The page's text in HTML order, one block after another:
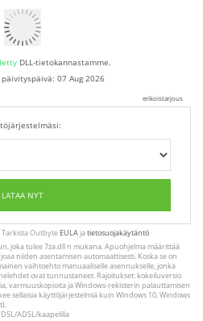
DLL-tietokannastamme.
07 Aug 2026
erikoistarjous
LATAA NYT
Tarkista Outbyte EULAjatietosuojakäytäntö
joka tulee 7za.dll n mukana. Apuohjelma määrittää
niiden asentamisen automaattisesti. Koska se on
vaihtoehto manuaaliselle asennukselle, jonka
ovat tunnustaneet. Rajoitukset: kokeiluversio
varmuuskopioita ja Windows-rekisterin palauttamisen
sellaisia ​​käyttöjärjestelmiä kuin Windows 10, Windows
ADSL/kaapelilla